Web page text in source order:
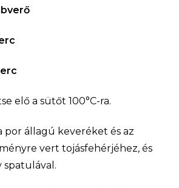
elő a sütőt 100°C-ra.
por állagú keveréket és az
vert tojásfehérjéhez, és
spatulával.